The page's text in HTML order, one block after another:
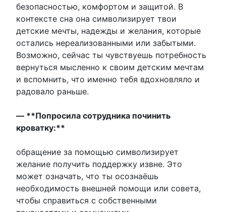
безопасностью, комфортом и защитой. В
контексте сна она символизирует твои
детские мечты, надежды и желания, которые
остались нереализованными или забытыми.
Возможно, сейчас ты чувствуешь потребность
вернуться мысленно к своим детским мечтам
и вспомнить, что именно тебя вдохновляло и
радовало раньше.
— **Попросила сотрудника починить
кроватку:**
обращение за помощью символизирует
желание получить поддержку извне. Это
может означать, что ты осознаёшь
необходимость внешней помощи или совета,
чтобы справиться с собственными